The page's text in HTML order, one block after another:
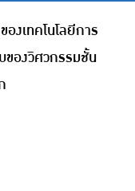
งเทคโนโลยีการ
องวิศวกรรมชั้น